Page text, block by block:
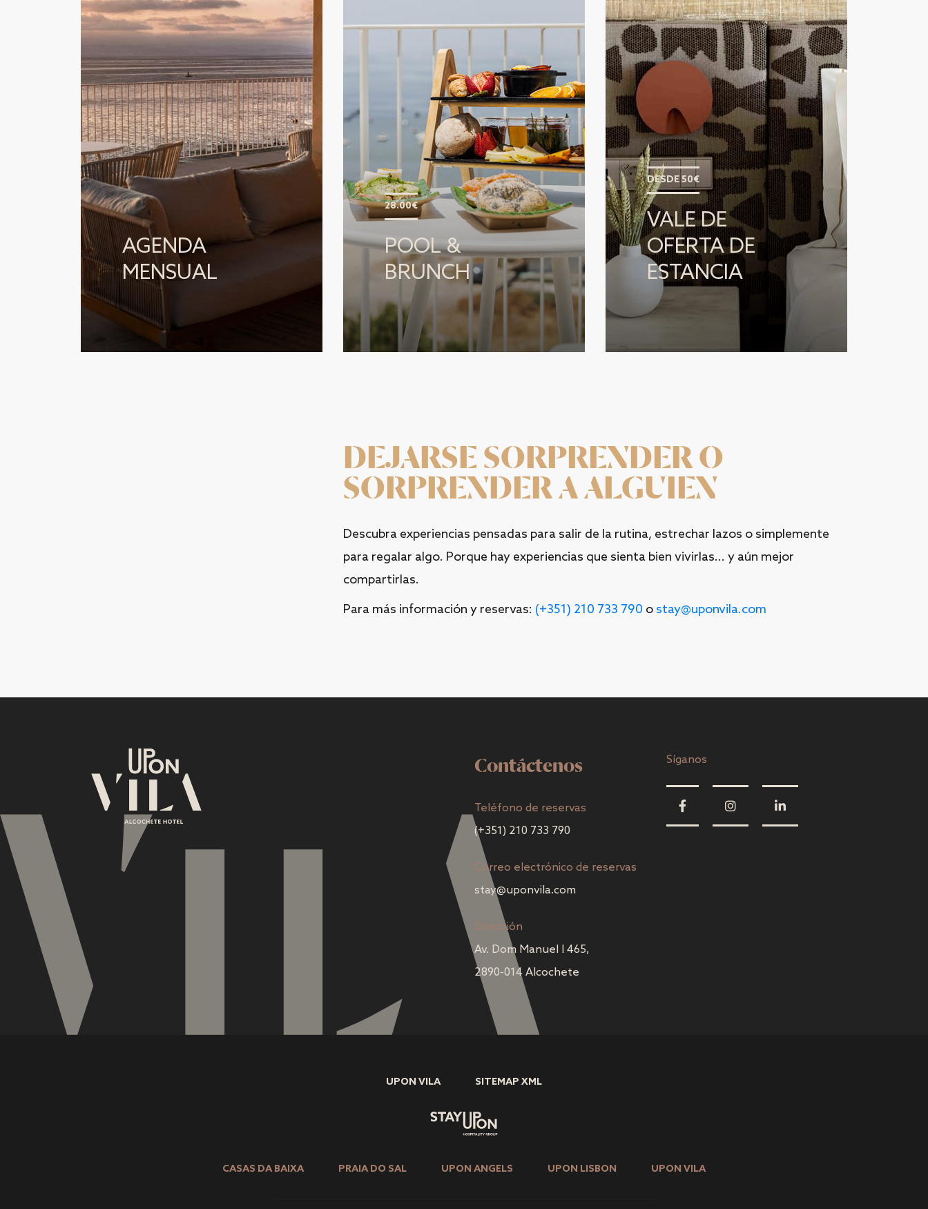
AGENDA
MENSUAL
28.00€
POOL &
BRUNCH
DESDE 50€
VALE DE
OFERTA DE
ESTANCIA
DEJARSE SORPRENDER O
SORPRENDER A ALGUIEN
Descubra experiencias pensadas para salir de la rutina, estrechar lazos o simplemente
para regalar algo. Porque hay experiencias que sienta bien vivirlas... y aún mejor
compartirlas.
Para más información y reservas: (+351) 210 733 790 o stay@uponvila.com
Contáctenos
Teléfono de reservas
(+351) 210 733 790
Correo electrónico de reservas
stay@uponvila.com
Dirección
Av. Dom Manuel I 465,
2890-014 Alcochete
Síganos
UPON VILA SITEMAP XML
CASAS DA BAIXA PRAIA DO SAL UPON ANGELS UPON LISBON UPON VILA